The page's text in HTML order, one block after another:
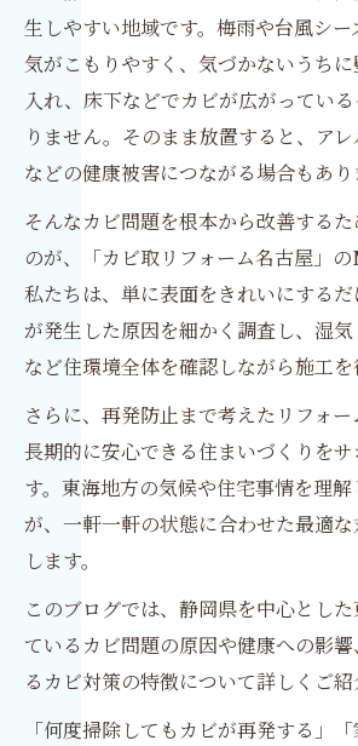
生しやすい地域です。梅雨や台風シ
気がこもりやすく、気づかないうち
入れ、床下などでカビが広がってい
りません。そのまま放置すると、ア
などの健康被害につながる場合もあり
そんなカビ問題を根本から改善する
のが、「カビ取リフォーム名古屋」の
私たちは、単に表面をきれいにする
が発生した原因を細かく調査し、湿
など住環境全体を確認しながら施工を
さらに、再発防止まで考えたリフォー
長期的に安心できる住まいづくりを
す。東海地方の気候や住宅事情を理
が、一軒一軒の状態に合わせた最適
します。
このブログでは、静岡県を中心とし
ているカビ問題の原因や健康への影
るカビ対策の特徴について詳しくご紹
「何度掃除してもカビが再発する」